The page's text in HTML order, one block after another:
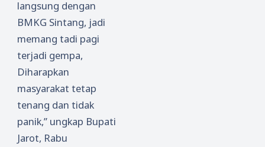
him
langsung dengan
BMKG Sintang, jadi
memang tadi pagi
terjadi gempa,
Diharapkan
masyarakat tetap
tenang dan tidak
panik,” ungkap Bupati
Jarot, Rabu